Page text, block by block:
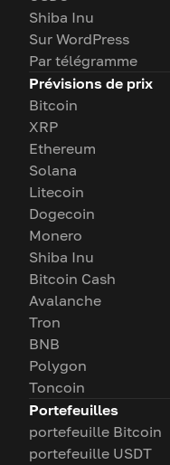
Shiba Inu
Sur WordPress
Par télégramme
Prévisions de prix
Bitcoin
XRP
Ethereum
Solana
Litecoin
Dogecoin
Monero
Shiba Inu
Bitcoin Cash
Avalanche
Tron
BNB
Polygon
Toncoin
Portefeuilles
portefeuille Bitcoin
portefeuille USDT